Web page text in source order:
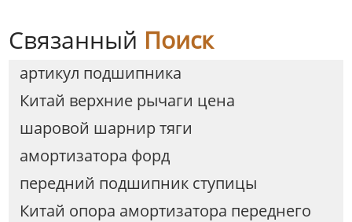
Связанный Поиск
артикул подшипника
Китай верхние рычаги цена
шаровой шарнир тяги
амортизатора форд
передний подшипник ступицы
Китай опора амортизатора переднего